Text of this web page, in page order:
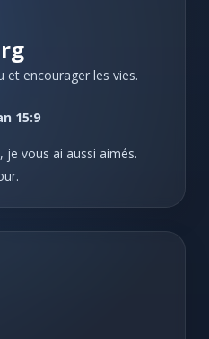
et encourager les vies.
15:9
je vous ai aussi aimés.